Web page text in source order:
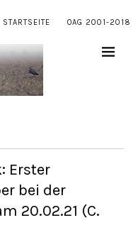
STARTSEITE OAG 2001-2018
Erster
bei der
20.02.21 (C.